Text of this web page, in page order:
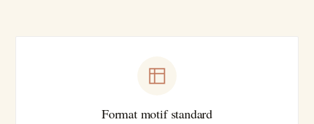
Format motif standard